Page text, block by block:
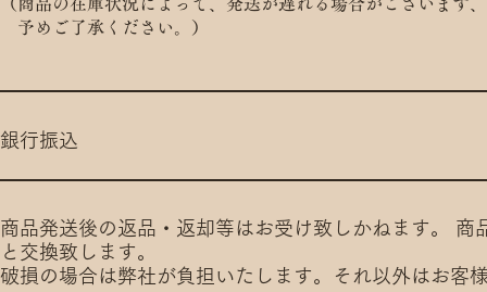
予めご了承ください。）
銀行振込
商品発送後の返品・返却等はお受け致しかねます。 商
と交換致します。
破損の場合は弊社が負担いたします。それ以外はお客